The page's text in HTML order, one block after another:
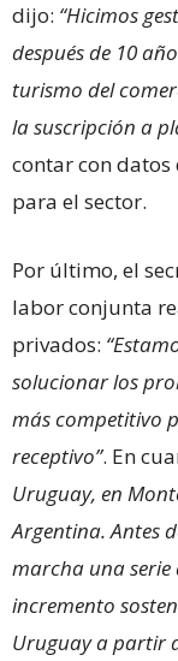
dijo: “Hicimos
después de 10
turismo del
la suscripción a
contar con datos
para el sector.
Por último, el
labor conjunta
privados:
solucionar los
más competitivo
receptivo”. En
Uruguay, en
Argentina. Antes
marcha una serie
incremento
Uruguay a partir